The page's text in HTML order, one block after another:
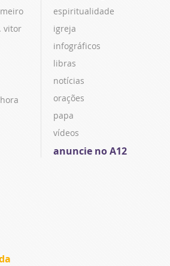
vitor
espiritualidade
igreja
infográficos
libras
notícias
orações
papa
vídeos
anuncie no A12